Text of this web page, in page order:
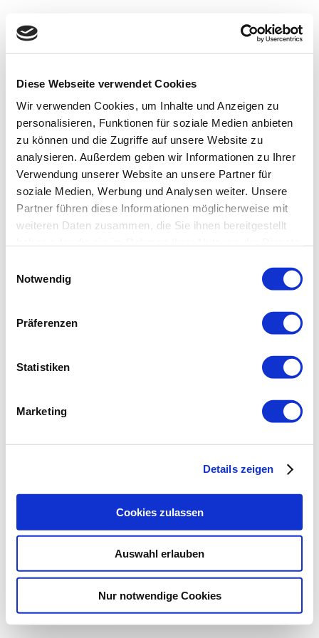
Diese Webseite verwendet Cookies
Wir verwenden Cookies, um Inhalte und Anzeigen zu
personalisieren, Funktionen für soziale Medien anbieten
zu können und die Zugriffe auf unsere Website zu
analysieren. Außerdem geben wir Informationen zu Ihrer
Verwendung unserer Website an unsere Partner für
soziale Medien, Werbung und Analysen weiter. Unsere
Partner führen diese Informationen möglicherweise mit
weiteren Daten zusammen, die Sie ihnen bereitgestellt
Notwendig
Präferenzen
Statistiken
Marketing
Details zeigen
Cookies zulassen
Auswahl erlauben
Nur notwendige Cookies